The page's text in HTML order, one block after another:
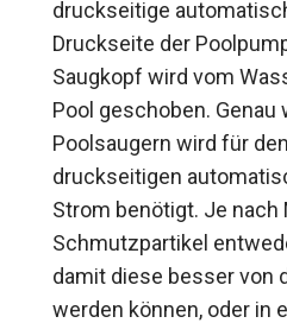
druckseitige
Druckseite der
Saugkopf wird vom
Pool geschoben.
Poolsaugern wird für
druckseitigen
Strom benötigt. Je nach
Schmutzpartikel
damit diese besser von
werden können, oder in